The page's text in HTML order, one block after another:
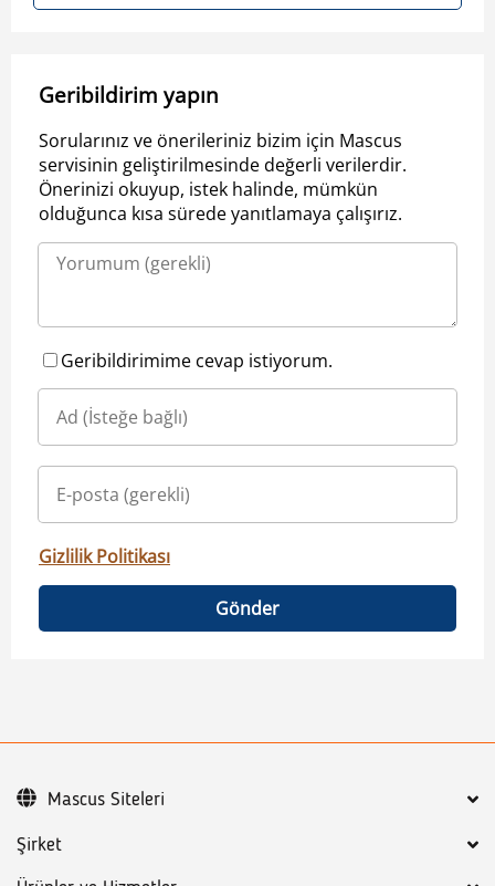
Geribildirim yapın
Sorularınız ve önerileriniz bizim için Mascus
servisinin geliştirilmesinde değerli verilerdir.
Önerinizi okuyup, istek halinde, mümkün
olduğunca kısa sürede yanıtlamaya çalışırız.
Geribildirimime cevap istiyorum.
Gizlilik Politikası
Gönder
Şirket
Mascus Siteleri